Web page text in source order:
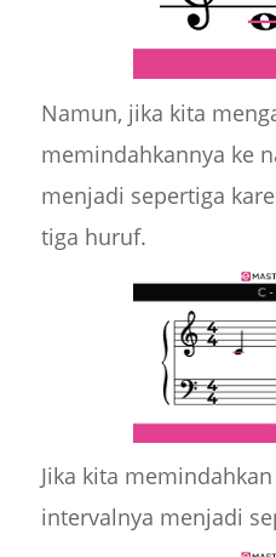
Namun, jika kita
memindahkannya ke
menjadi sepertiga
tiga huruf.
Jika kita memindahkan
intervalnya menjadi